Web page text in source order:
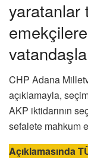
yaratanlar
CHP Adana
açıklamayla,
AKP iktidarının
sefalete mahkum
Açıklamasında